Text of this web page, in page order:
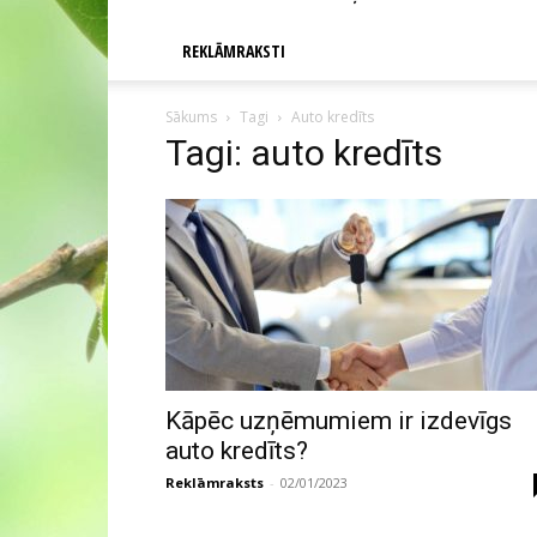
REKLĀMRAKSTI
Sākums Tagi Auto kredīts
Tagi: auto kredīts
Kāpēc uzņēmumiem ir izdevīgs
auto kredīts?
Reklāmraksts - 02/01/2023